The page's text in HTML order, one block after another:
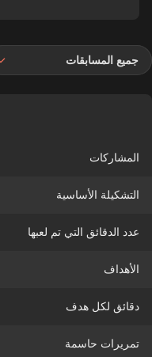
جميع المسابقات
المشاركات
التشكيلة الأساسية
عدد الدقائق التي تم لعبها
الأهداف
دقائق لكل هدف
تمريرات حاسمة